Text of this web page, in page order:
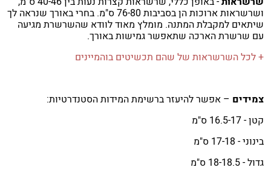
ושרשראות ארוכות הן בסביבות 76-80 ס"מ. בחרי באורך שנראה לך
שיתאים למקבלת המתנה. מומלץ מאוד לוודא שהשרשרת מגיעה
עם שרשרת הארכה שתאפשר גמישות באורך.
+ לכל השרשראות של שהם תכשיטים בוהמיינים
צמידים – אפשר להיעזר ברשימת המידות הסטנדרטיות:
קטן - 16.5-17 ס"מ
בינוני - 17-18 ס"מ
גדול - 18-18.5 ס"מ